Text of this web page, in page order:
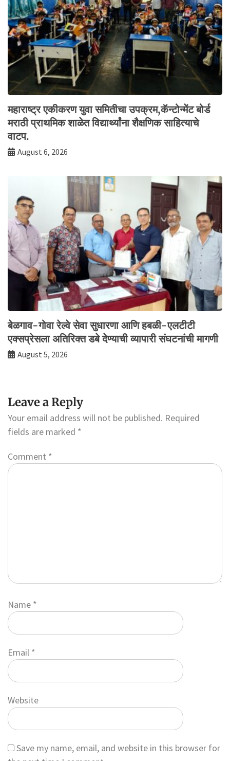
महाराष्ट्र एकीकरण युवा समितीचा उपक्रम,कॅन्टोन्मेंट बोर्ड
मराठी प्राथमिक शाळेत विद्यार्थ्यांना शैक्षणिक साहित्याचे
वाटप.
August 6, 2026
बेळगाव-गोवा रेल्वे सेवा सुधारणा आणि हबळी-एलटीटी
एक्सप्रेसला अतिरिक्त डबे देण्याची व्यापारी संघटनांची मागणी
August 5, 2026
Leave a Reply
Your email address will not be published. Required
fields are marked *
Comment *
Name *
Email *
Website
Save my name, email, and website in this browser for